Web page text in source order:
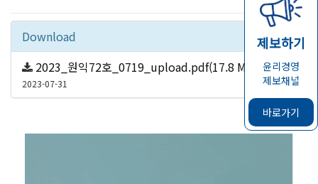
제보하기
윤리경영
제보채널
바로가기
Download
2023_원익72호_0719_upload.pdf(17.8 MB)
2023-07-31 235